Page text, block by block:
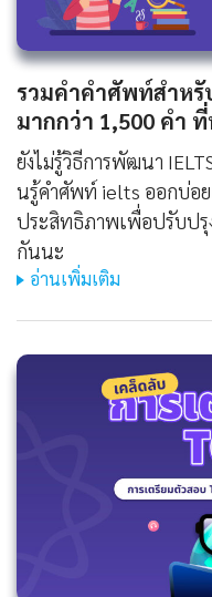
รวมคำคำศัพท์สำหรั
มากกว่า 1,500 คํา
ยังไม่รู้วิธีการพัฒนา
นรู้คําศัพท์ ielts ออกบ่อย
ประสิทธิภาพเพื่อปรับปรุ
กันนะ
อ่านเพิ่มเติม